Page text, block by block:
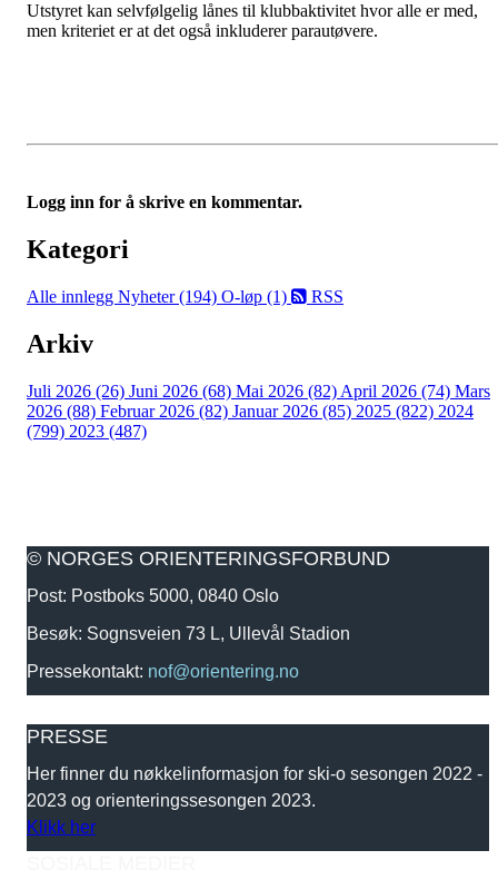
Utstyret kan selvfølgelig lånes til klubbaktivitet hvor alle er med,
men kriteriet er at det også inkluderer parautøvere.
Logg inn for å skrive en kommentar.
Kategori
Alle innlegg Nyheter (194) O-løp (1) RSS
Arkiv
Juli 2026 (26) Juni 2026 (68) Mai 2026 (82) April 2026 (74) Mars
2026 (88) Februar 2026 (82) Januar 2026 (85) 2025 (822) 2024
(799) 2023 (487)
© NORGES ORIENTERINGSFORBUND
Post: Postboks 5000, 0840 Oslo
Besøk: Sognsveien 73 L, Ullevål Stadion
Pressekontakt: nof@orientering.no
PRESSE
Her finner du nøkkelinformasjon for ski-o sesongen 2022 -
2023 og orienteringssesongen 2023.
Klikk her